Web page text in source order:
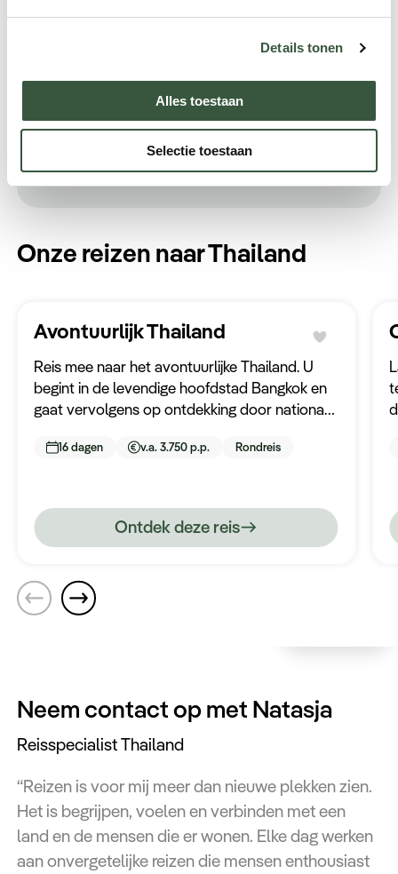
Details tonen
Alles toestaan
Selectie toestaan
Beluister de Spotify-playlist
Beluister de grootste hits en traditionele
onze Spotify-playlist van Azië
in de cultuur en kom alvast in de sfeer voor
Onze reizen naar Thailand
Avontuurlijk Thailand
Reis mee naar het avontuurlijke Thailand. U
begint in de levendige hoofdstad Bangkok en
gaat vervolgens op ontdekking door nationale
tussendoor ook nog het historische
Samui.
16 dagen v.a. 3.750 p.p. Rondreis
Ontdek deze reis
Neem contact op met Natasja
Reisspecialist Thailand
“Reizen is voor mij meer dan nieuwe plekken zien.
Het is begrijpen, voelen en verbinden met een
land en de mensen die er wonen. Elke dag werken
aan onvergetelijke reizen die mensen enthousiast